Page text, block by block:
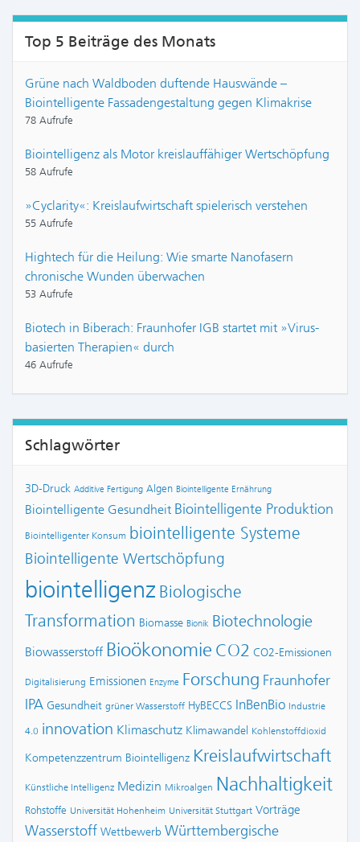
Top 5 Beiträge des Monats
Grüne nach Waldboden duftende Hauswände –
Biointelligente Fassadengestaltung gegen Klimakrise
78 Aufrufe
Biointelligenz als Motor kreislauffähiger Wertschöpfung
58 Aufrufe
»Cyclarity«: Kreislaufwirtschaft spielerisch verstehen
55 Aufrufe
Hightech für die Heilung: Wie smarte Nanofasern
chronische Wunden überwachen
53 Aufrufe
Biotech in Biberach: Fraunhofer IGB startet mit »Virus-
basierten Therapien« durch
46 Aufrufe
Schlagwörter
3D-Druck Additive Fertigung Algen Biointelligente Ernährung
Biointelligente Gesundheit Biointelligente Produktion
Biointelligenter Konsum biointelligente Systeme
Biointelligente Wertschöpfung
biointelligenz Biologische
Transformation Biomasse Bionik Biotechnologie
Biowasserstoff Bioökonomie CO2 CO2-Emissionen
Digitalisierung Emissionen Enzyme Forschung Fraunhofer
IPA Gesundheit grüner Wasserstoff HyBECCS InBenBio Industrie
4.0 innovation Klimaschutz Klimawandel Kohlenstoffdioxid
Kompetenzzentrum Biointelligenz Kreislaufwirtschaft
Künstliche Intelligenz Medizin Mikroalgen Nachhaltigkeit
Rohstoffe Universität Hohenheim Universität Stuttgart Vorträge
Wasserstoff Wettbewerb Württembergische